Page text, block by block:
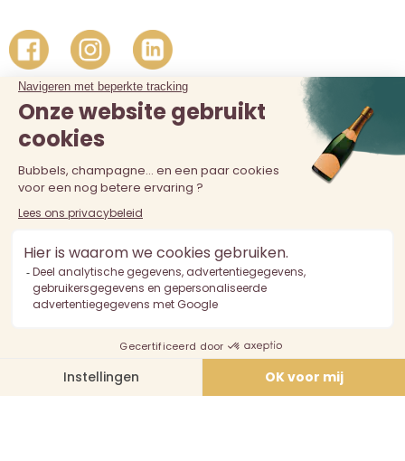
De verkoop van alcohol aan personen jonger dan 18 jaar is
verboden. Alcoholmisbruik is schadelijk voor de gezondheid.